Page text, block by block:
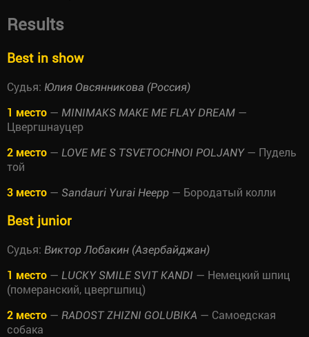
Results
Best in show
Судья: Юлия Овсянникова (Россия)
1 место — MINIMAKS MAKE ME FLAY DREAM —
Цвергшнауцер
2 место — LOVE ME S TSVETOCHNOI POLJANY— Пудель
той
3 место — Sandauri Yurai Heepp — Бородатый колли
Best junior
Судья: Виктор Лобакин (Азербайджан)
1 место — LUCKY SMILE SVIT KANDI — Немецкий шпиц
(померанский, цвергшпиц)
2 место — RADOST ZHIZNI GOLUBIKA — Самоедская
собака